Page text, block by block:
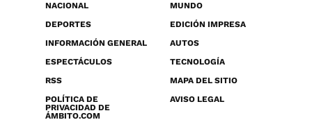
NACIONAL
MUNDO
DEPORTES
EDICIÓN IMPRESA
INFORMACIÓN GENERAL
AUTOS
ESPECTÁCULOS
TECNOLOGÍA
RSS
MAPA DEL SITIO
POLÍTICA DE
PRIVACIDAD DE
ÁMBITO.COM
AVISO LEGAL